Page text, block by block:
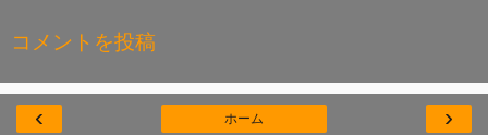
コメントを投稿
‹ ›
ホーム